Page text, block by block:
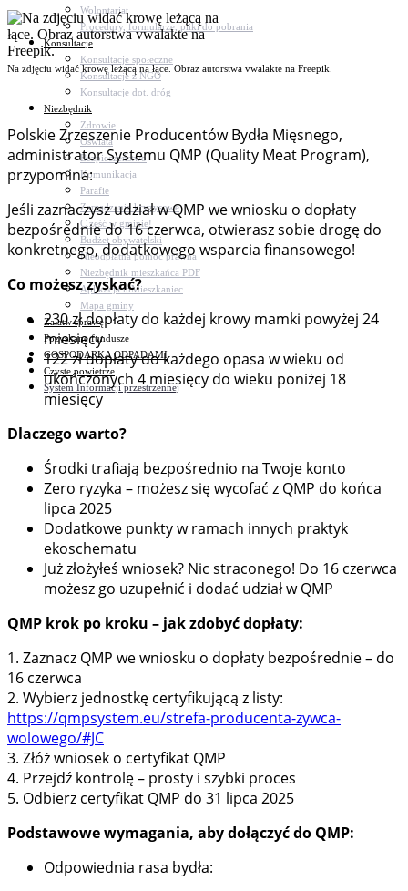
Wolontariat
Procedury, formularze, pliki do pobrania
Konsultacje
Konsultacje społeczne
Konsultacje z NGO
Konsultacje dot. dróg
Niezbędnik
Zdrowie
Oświata
Bezpieczeństwo
Komunikacja
Parafie
Zarządzanie kryzysowe
C.ześć w gminie!
Budżet obywatelski
Nieodpłatna pomoc prawna
Niezbędnik mieszkańca PDF
Aplikacja mMieszkaniec
Mapa gminy
Załatw sprawę
Pozyskane fundusze
GOSPODARKA ODPADAMI
Czyste powietrze
System Informacji przestrzennej
Na zdjęciu widać krowę leżącą na łące. Obraz autorstwa vwalakte na Freepik.
Polskie Zrzeszenie Producentów Bydła Mięsnego,
administrator Systemu QMP (Quality Meat Program),
przypomina:
Jeśli zaznaczysz udział w QMP we wniosku o dopłaty
bezpośrednie do 16 czerwca, otwierasz sobie drogę do
konkretnego, dodatkowego wsparcia finansowego!
Co możesz zyskać?
230 zł dopłaty do każdej krowy mamki powyżej 24
miesięcy
122 zł dopłaty do każdego opasa w wieku od
ukończonych 4 miesięcy do wieku poniżej 18
miesięcy
Dlaczego warto?
Środki trafiają bezpośrednio na Twoje konto
Zero ryzyka – możesz się wycofać z QMP do końca
lipca 2025
Dodatkowe punkty w ramach innych praktyk
ekoschematu
Już złożyłeś wniosek? Nic straconego! Do 16 czerwca
możesz go uzupełnić i dodać udział w QMP
QMP krok po kroku – jak zdobyć dopłaty:
1. Zaznacz QMP we wniosku o dopłaty bezpośrednie – do
16 czerwca
2. Wybierz jednostkę certyfikującą z listy:
https://qmpsystem.eu/strefa-producenta-zywca-
wolowego/#JC
3. Złóż wniosek o certyfikat QMP
4. Przejdź kontrolę – prosty i szybki proces
5. Odbierz certyfikat QMP do 31 lipca 2025
Podstawowe wymagania, aby dołączyć do QMP:
Odpowiednia rasa bydła: